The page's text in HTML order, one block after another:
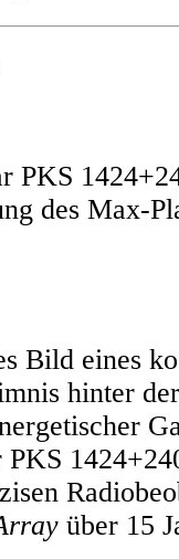
PKS
des Max-
Bild eines
hinter
über 15